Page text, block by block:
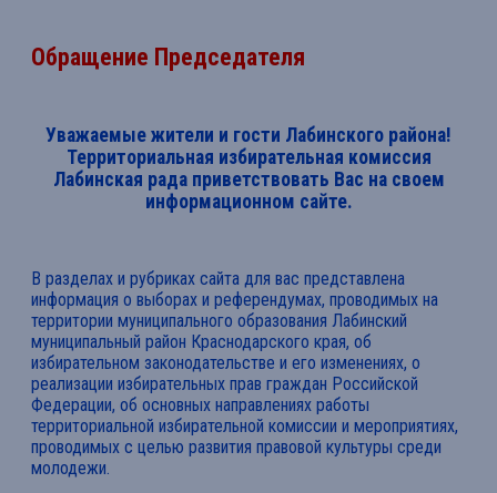
Обращение Председателя
Уважаемые жители и гости Лабинского района!
Территориальная избирательная комиссия
Лабинская рада приветствовать Вас на своем
информационном сайте.
В разделах и рубриках сайта для вас представлена
информация о выборах и референдумах, проводимых на
территории муниципального образования Лабинский
муниципальный район Краснодарского края, об
избирательном законодательстве и его изменениях, о
реализации избирательных прав граждан Российской
Федерации, об основных направлениях работы
территориальной избирательной комиссии и мероприятиях,
проводимых с целью развития правовой культуры среди
молодежи.